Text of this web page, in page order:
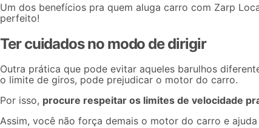
Um dos benefícios pra quem aluga carro com Zarp
perfeito!
Ter cuidados no modo de dirigir
Outra prática que pode evitar aqueles barulhos
o limite de giros, pode prejudicar o motor do carro.
Por isso, procure respeitar os limites de velocidade
Assim, você não força demais o motor do carro e